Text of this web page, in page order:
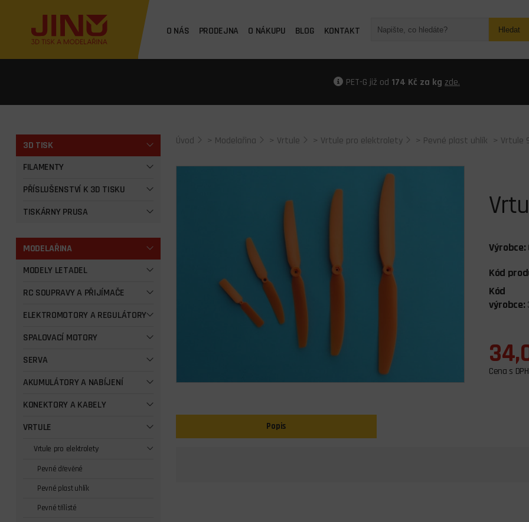
O NÁS PRODEJNA O NÁKUPU BLOG KONTAKT Hledat
PET-G již od 174 Kč za kg zde.
3D TISK
FILAMENTY
PŘÍSLUŠENSTVÍ K 3D TISKU
TISKÁRNY PRUSA
MODELAŘINA
MODELY LETADEL
RC SOUPRAVY A PŘIJÍMAČE
ELEKTROMOTORY A REGULÁTORY
SPALOVACÍ MOTORY
SERVA
AKUMULÁTORY A NABÍJENÍ
KONEKTORY A KABELY
VRTULE
Vrtule pro elektrolety
Pevné dřevěné
Pevné plast uhlík
Pevné třílisté
Úvod > Modelařina > Vrtule > Vrtule pro elektrolety > Pevné plast uhlík > Vrtule
Výrobce:
Kód
Kód
výrobce:
Cena s DPH
Popis